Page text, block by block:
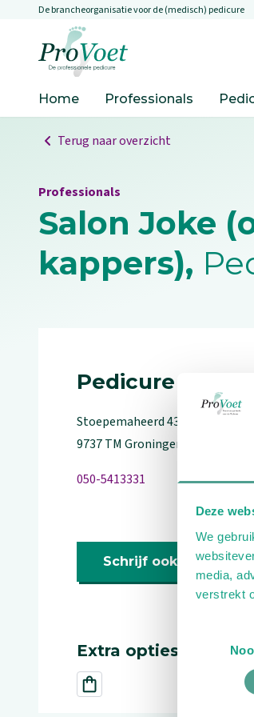
Deze
We
media,
verstrekt
Overslaan en naar de inhoud gaan
De brancheorganisatie voor de (medisch) pedicure
Home Professionals
Terug naar overzicht
Professionals
Salon Joke
kappers),
Pedicure
Stoepemaheerd43
9737 TM Groningen
050-5413331
Schrijf ook een
Extra opties